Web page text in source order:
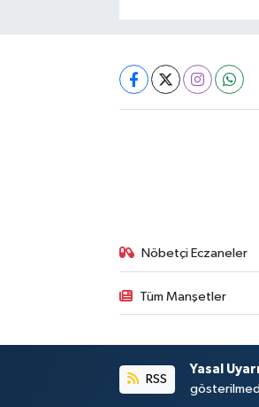
Nöbetçi Eczaneler
Tüm Manşetler
RSS
Yasal